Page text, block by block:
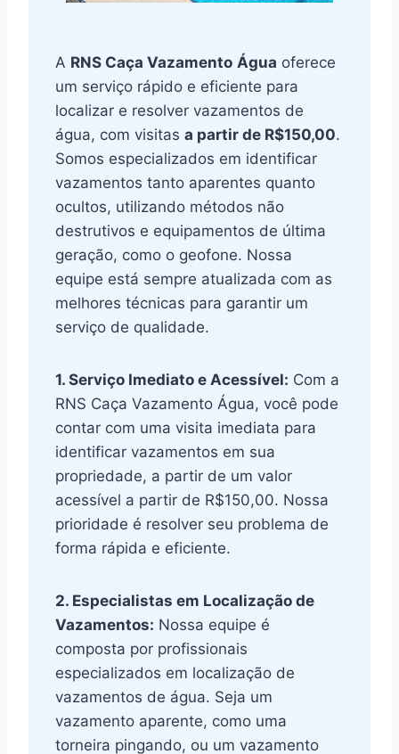
A RNS Caça Vazamento Água oferece
um serviço rápido e eficiente para
localizar e resolver vazamentos de
água, com visitas a partir de R$150,00.
Somos especializados em identificar
vazamentos tanto aparentes quanto
ocultos, utilizando métodos não
destrutivos e equipamentos de última
geração, como o geofone. Nossa
equipe está sempre atualizada com as
melhores técnicas para garantir um
serviço de qualidade.
1. Serviço Imediato e Acessível: Com a
RNS Caça Vazamento Água, você pode
contar com uma visita imediata para
identificar vazamentos em sua
propriedade, a partir de um valor
acessível a partir de R$150,00. Nossa
prioridade é resolver seu problema de
forma rápida e eficiente.
2. Especialistas em Localização de
Vazamentos: Nossa equipe é
composta por profissionais
especializados em localização de
vazamentos de água. Seja um
vazamento aparente, como uma
torneira pingando, ou um vazamento